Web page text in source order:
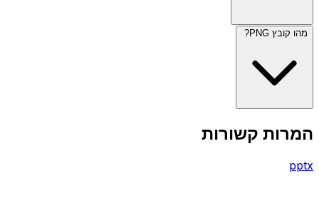
מהו קובץ PNG?
המרות קשורות
pptx